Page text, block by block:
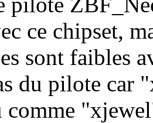
ce chipset,
sont faibles
du pilote car
comme